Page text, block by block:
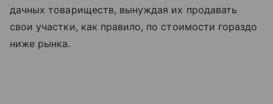
дачных товариществ, вынуждая их продавать
свои участки, как правило, по стоимости гораздо
ниже рынка.